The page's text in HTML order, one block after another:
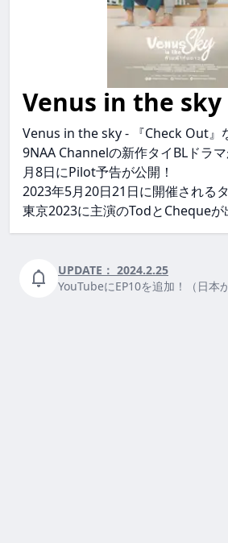
Venus in the sky
Venus in the sky - 『Check Out』
9NAA Channelの新作タイBLドラ
月8日にPilot予告が公開！
2023年5月20日21日に開催される
東京2023に主演のTodとChequeが
venus in the sky Venusinthesky
UPDATE： 2024.2.25
YouTubeにEP10を追加！（日本